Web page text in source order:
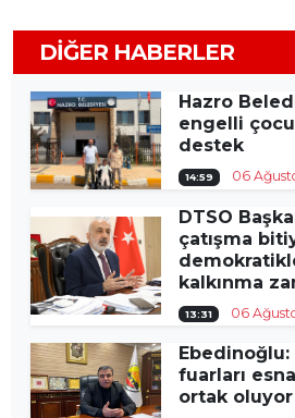
DIĞER HABERLER
Hazro
engelli
destek
14:59 06
DTSO
çatışma
kalkınma
13:31 06
Ebedinoğlu:
fuarları
ortak oluyor